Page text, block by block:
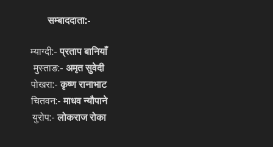
सम्बाददाता:-
म्याग्दी:-प्रताप बानियाँ
मुस्ताङ:- अमृत सुवेदी
पोखरा:-कृष्ण रानाभाट
चितवन:-माधव न्यौपाने
युरोप:-लोकराज रोका